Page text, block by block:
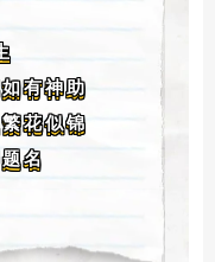
有神助
花似锦
名